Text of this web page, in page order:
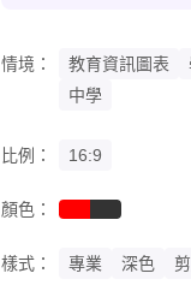
情境： 教育資訊圖表
中學
比例： 16:9
顏色： red black
樣式： 專業 深色